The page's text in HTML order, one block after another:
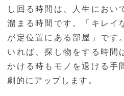
し回る時間は、人生におい
溜まる時間です。「キレイ
が定位置にある部屋」です
いれば、探し物をする時間
かける時もモノを退ける手
劇的にアップします。